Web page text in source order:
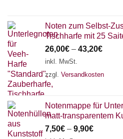
Noten zum Selbst-
Tischharfe mit 25
26,00€ – 43,20€
inkl. MwSt.
zzgl. Versandkosten
Notenmappe für
matt-transparentem
7,50€ – 9,90€